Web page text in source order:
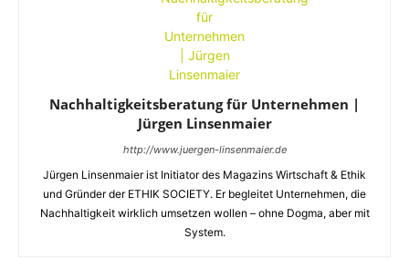
Nachhaltigkeitsberatung für Unternehmen |
Jürgen Linsenmaier
http://www.juergen-linsenmaier.de
Jürgen Linsenmaier ist Initiator des Magazins Wirtschaft & Ethik
und Gründer der ETHIK SOCIETY. Er begleitet Unternehmen, die
Nachhaltigkeit wirklich umsetzen wollen – ohne Dogma, aber mit
System.